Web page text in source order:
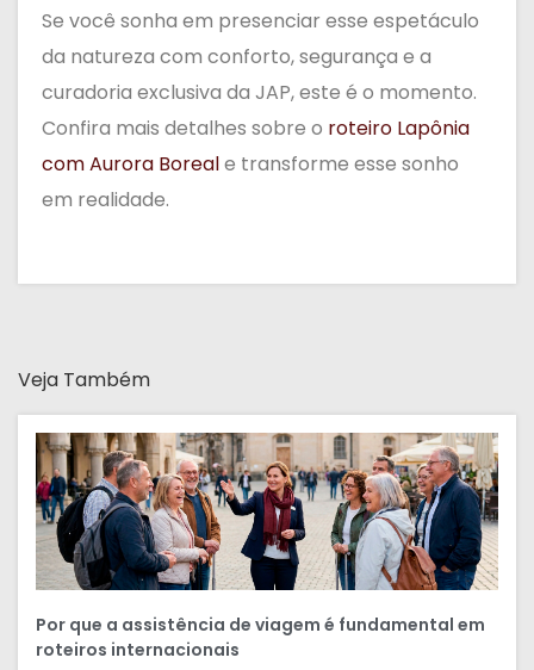
Se você sonha em presenciar esse espetáculo
da natureza com conforto, segurança e a
curadoria exclusiva da JAP, este é o momento.
Confira mais detalhes sobre o roteiro Lapônia
com Aurora Boreale transforme esse sonho
em realidade.
Veja Também
Por que a assistência de viagem é fundamental em
roteiros internacionais